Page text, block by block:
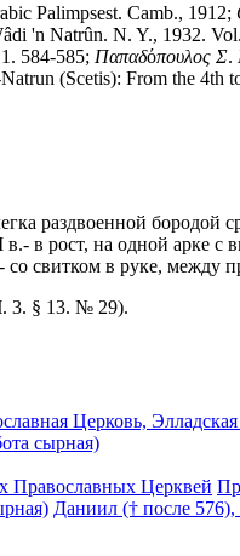
Palimpsest. Camb., 1912;
'n Natrûn. N. Y., 1932.
584-585; Παπαδόπουλος Σ.
(Scetis): From the 4th
раздвоенной
в рост, на одной арке
со свитком в руке,
3. § 13. № 29).
Церковь,
сырная)
Православных Церквей
Даниил († после